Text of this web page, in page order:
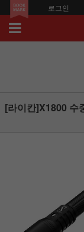
로그인
[라이칸]X1800 수